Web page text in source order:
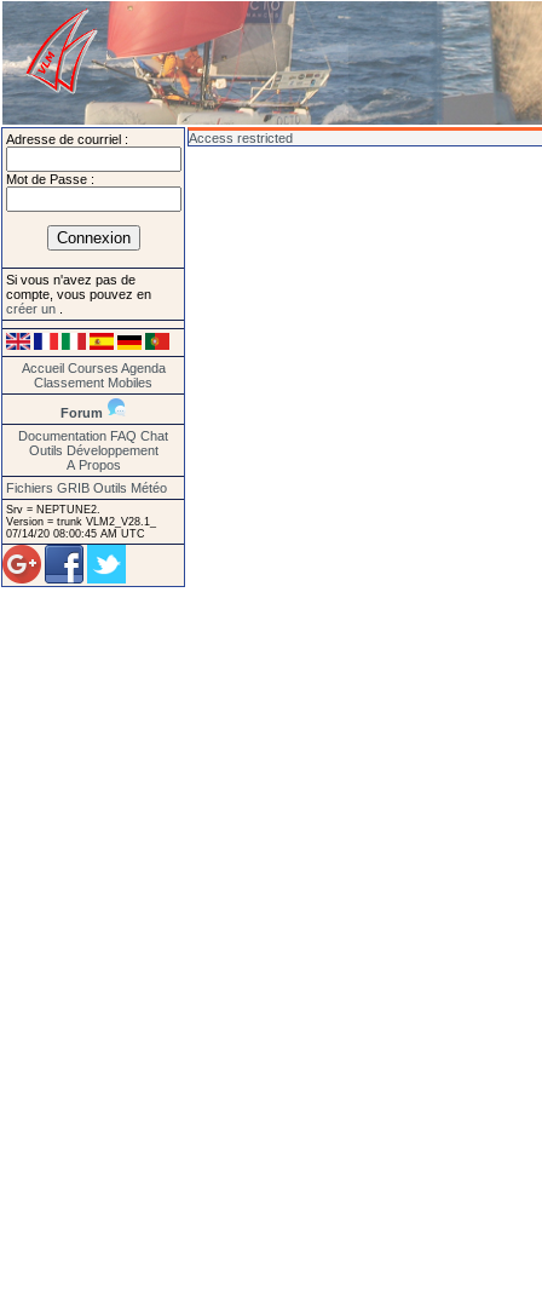
Adresse de courriel :
Mot de Passe :
Si vous n'avez pas de
compte, vous pouvez en
créer un
Accueil Courses Agenda
Classement Mobiles
Forum
Documentation FAQ Chat
Outils Développement
A Propos
Fichiers GRIB Outils Météo
Srv = NEPTUNE2.
Version = trunk VLM2_V28.1_
07/14/20 08:00:45 AM UTC
Access restricted